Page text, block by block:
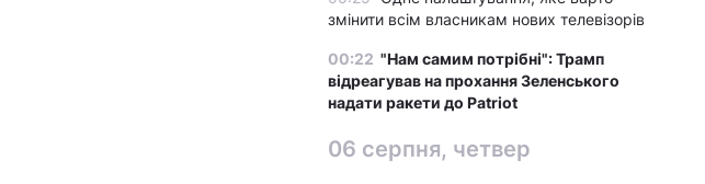
змінити всім власникам нових телевізорів
00:22 "Нам самим потрібні": Трамп
відреагував на прохання Зеленського
надати ракети до Patriot
06 серпня, четвер